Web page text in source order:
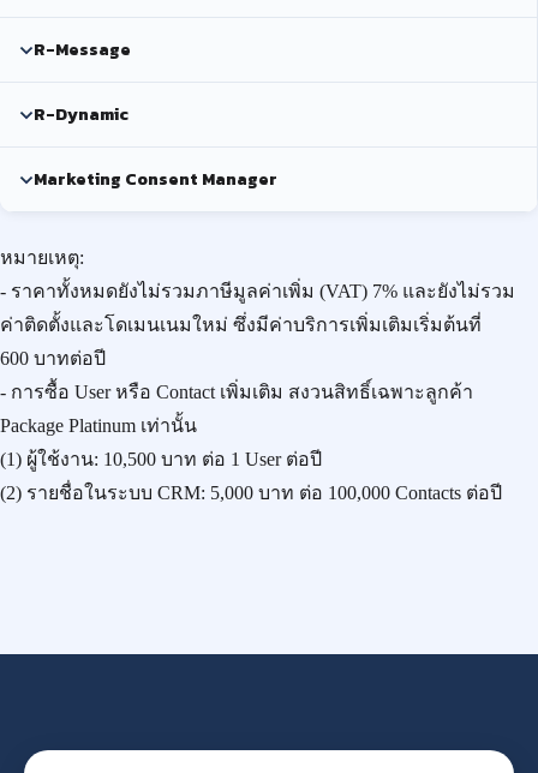
R-Message
R-Dynamic
Marketing Consent Manager
หมายเหตุ:
- ราคาทั้งหมดยังไม่รวมภาษีมูลค่าเพิ่ม (VAT) 7% และยังไม่รวม
ค่าติดตั้งและโดเมนเนมใหม่ ซึ่งมีค่าบริการเพิ่มเติมเริ่มต้นที่
600 บาทต่อปี
- การซื้อ User หรือ Contact เพิ่มเติม สงวนสิทธิ์เฉพาะลูกค้า
Package Platinum เท่านั้น
(1) ผู้ใช้งาน: 10,500 บาท ต่อ 1 User ต่อปี
(2) รายชื่อในระบบ CRM: 5,000 บาท ต่อ 100,000 Contacts ต่อปี